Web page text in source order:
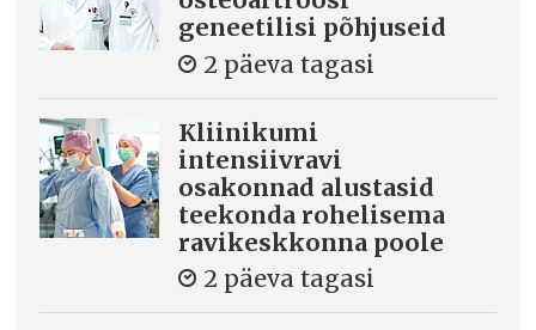
geneetilisi põhjuseid
2 päeva tagasi
Kliinikumi
intensiivravi
osakonnad alustasid
teekonda rohelisema
ravikeskkonna poole
2 päeva tagasi